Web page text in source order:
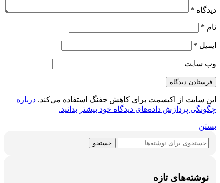
دیدگاه *
نام *
ایمیل *
وب‌ سایت
این سایت از اکیسمت برای کاهش جفنگ استفاده می‌کند. درباره
چگونگی پردازش داده‌های دیدگاه خود بیشتر بدانید.
بستن
جستجو
نوشته‌های تازه